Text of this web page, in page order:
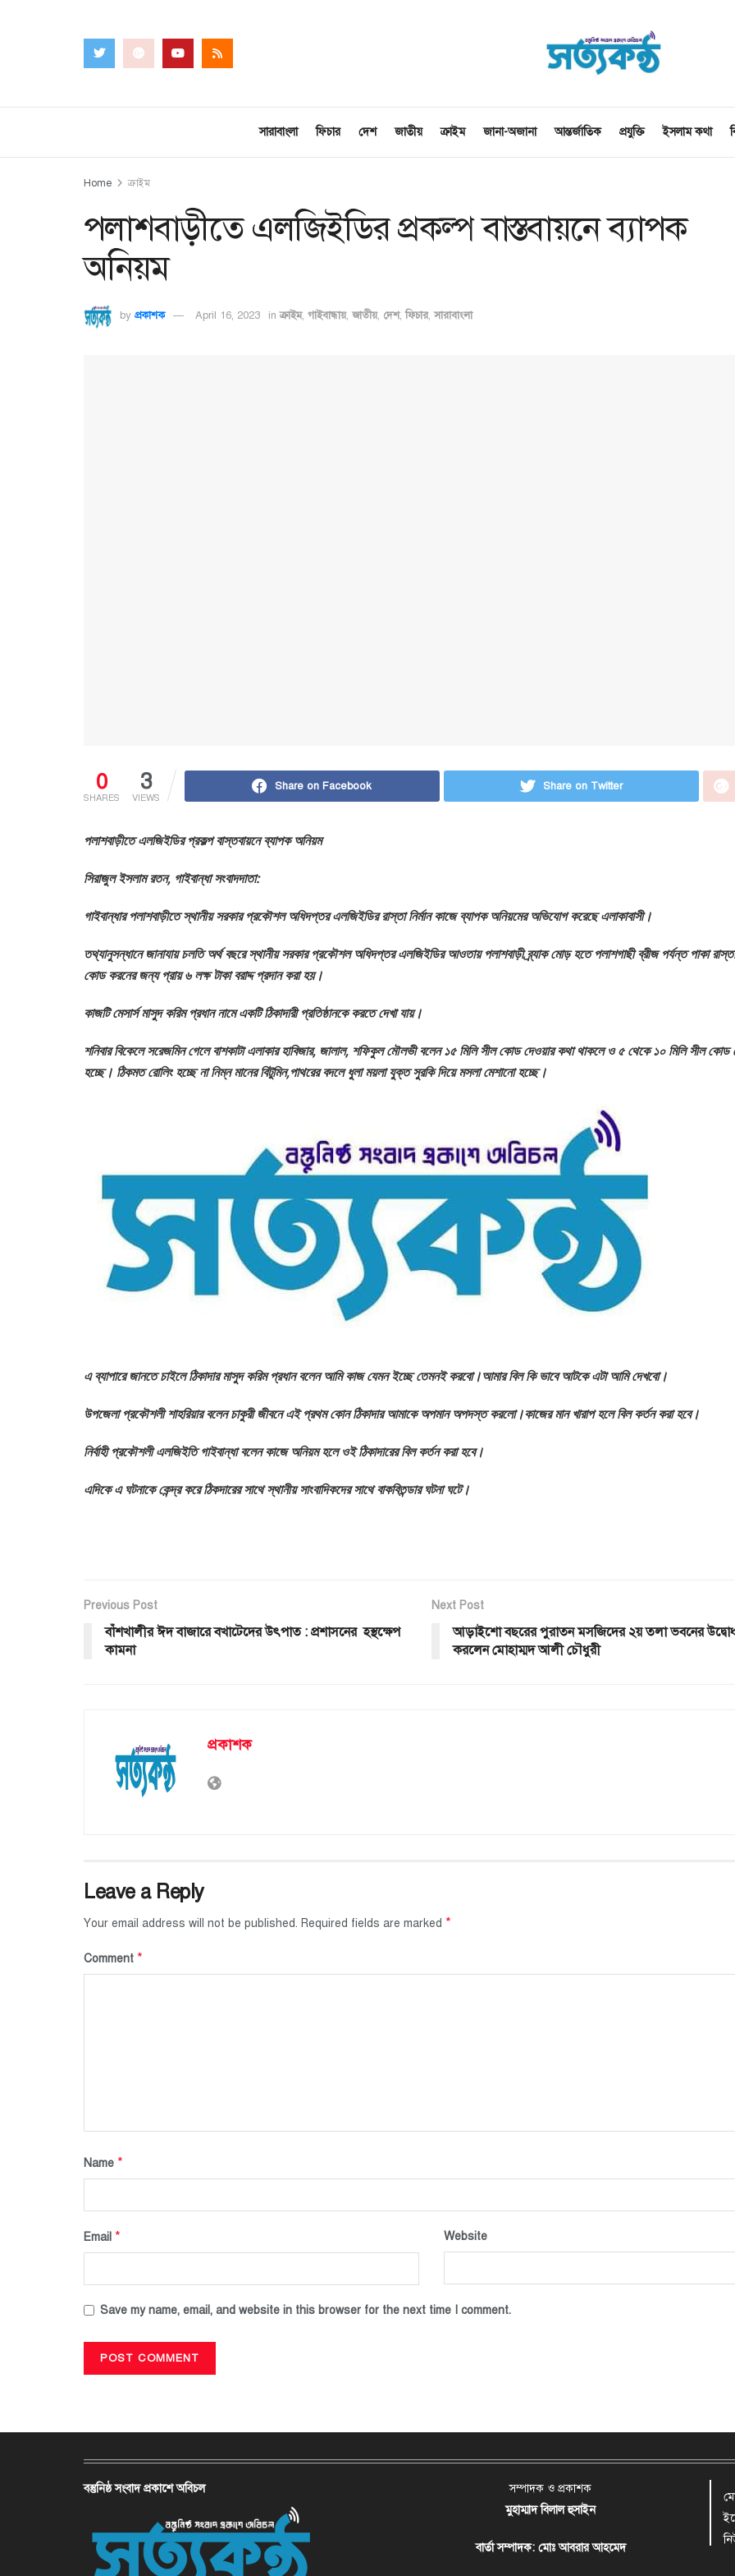
সারাবাংলা ফিচার দেশ জাতীয় ক্রাইম জানা-অজানা আন্তর্জাতিক প্রযুক্তি ইসলাম কথা
Home ক্রাইম
পলাশবাড়ীতে এলজিইডির প্রকল্প বাস্তবায়নে ব্যাপক
অনিয়ম
by প্রকাশক April 16, 2023 in ক্রাইম, গাইবান্ধায়,জাতীয়, দেশ,ফিচার,সারাবাংলা
0
SHARES
3
VIEWS
Share on Facebook Share on Twitter
পলাশবাড়ীতে এলজিইডির প্রকল্প বাস্তবায়নে ব্যাপক অনিয়ম
সিরাজুল ইসলাম রতন, গাইবান্ধা সংবাদদাতা:
গাইবান্ধার পলাশবাড়ীতে স্থানীয় সরকার প্রকৌশল অধিদপ্তর এলজিইডির রাস্তা নির্মান কাজে ব্যাপক অনিয়মের অভিযোগ করেছে এলাকাবাসী।
তথ্যানুসন্ধানে জানাযায় চলতি অর্থ বছরে স্থানীয় সরকার প্রকৌশল অধিদপ্তর এলজিইডির আওতায় পলাশবাড়ী ব্র্যাক মোড় হতে পলাশগাছী ব্রীজ পর্যন্ত পাকা
কোড করনের জন্য প্রায় ৬ লক্ষ টাকা বরাদ্দ প্রদান করা হয়।
কাজটি মেসার্স মাসুদ করিম প্রধান নামে একটি ঠিকাদারী প্রতিষ্ঠানকে করতে দেখা যায়।
শনিবার বিকেলে সরেজমিন গেলে বাশকাটা এলাকার হাবিজার, জালাল, শফিকুল মৌলভী বলেন ১৫ মিলি সীল কোড দেওয়ার কথা থাকলে ও ৫ থেকে ১০ মিলি সীল কোড
হচ্ছে। ঠিকমত রোলিং হচ্ছে না নিম্ন মানের বিটুমিন,পাথরের বদলে ধুলা ময়লা যুক্ত সুরকি দিয়ে মসলা মেশানো হচ্ছে।
এ ব্যাপারে জানতে চাইলে ঠিকাদার মাসুদ করিম প্রধান বলেন আমি কাজ যেমন ইচ্ছে তেমনই করবো।আমার বিল কি ভাবে আটকে এটা আমি দেখবো।
উপজেলা প্রকৌশলী শাহরিয়ার বলেন চাকুরী জীবনে এই প্রথম কোন ঠিকাদার আমাকে অপমান অপদস্ত করলো।কাজের মান খারাপ হলে বিল কর্তন করা হবে।
নির্বাহী প্রকৌশলী এলজিইতি গাইবান্ধা বলেন কাজে অনিয়ম হলে ওই ঠিকাদারের বিল কর্তন করা হবে।
এদিকে এ ঘটনাকে কেন্দ্র করে ঠিকদারের সাথে স্থানীয় সাংবাদিকদের সাথে বাকবিতন্ডার ঘটনা ঘটে।
Previous Post
বাঁশখালীর ঈদ বাজারে বখাটেদের উৎপাত : প্রশাসনের হস্থক্ষেপ
কামনা
Next Post
আড়াইশো বছরের পুরাতন মসজিদের ২য় তলা ভবনের
করলেন মোহাম্মদ আলী চৌধুরী
প্রকাশক
Leave a Reply
Your email address will not be published. Required fields are marked *
Comment *
Name *
Email * Website
Save my name, email, and website in this browser for the next time I comment.
বস্তুনিষ্ঠ সংবাদ প্রকাশে অবিচল
সম্পাদক ও প্রকাশক
মুহাম্মাদ বিলাল হুসাইন
বার্তা সম্পাদক: মোঃ আবরার আহমেদ